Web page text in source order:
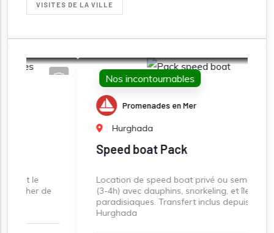
VISITES DE LA VILLE
Nos incontournables
Promenades en Mer
Hurghada
Speed boat Pack
Location de speed boat privé ou semi-privé
(3-4h) avec dauphins, snorkeling, et îles
paradisiaques. Transfert inclus depuis